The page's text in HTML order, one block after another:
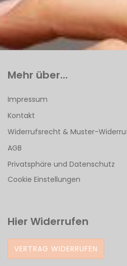
Mehr über...
Impressum
Kontakt
Widerrufsrecht & Muster-
AGB
Privatsphäre und Datenschutz
Cookie Einstellungen
Hier Widerrufen
VERTRAG WIDERRUFEN